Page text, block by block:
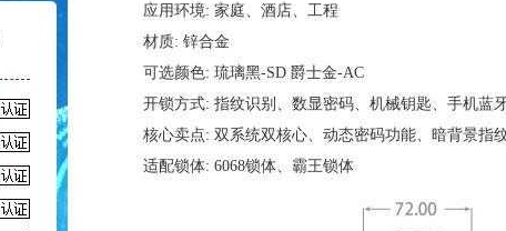
应用环境: 家庭、酒店、工程
材质: 锌合金
可选颜色: 琉璃黑-SD 爵士金-AC
开锁方式: 指纹识别、数显密码、机械钥匙、手机蓝
核心卖点: 双系统双核心、动态密码功能、暗背景指
适配锁体: 6068锁体、霸王锁体